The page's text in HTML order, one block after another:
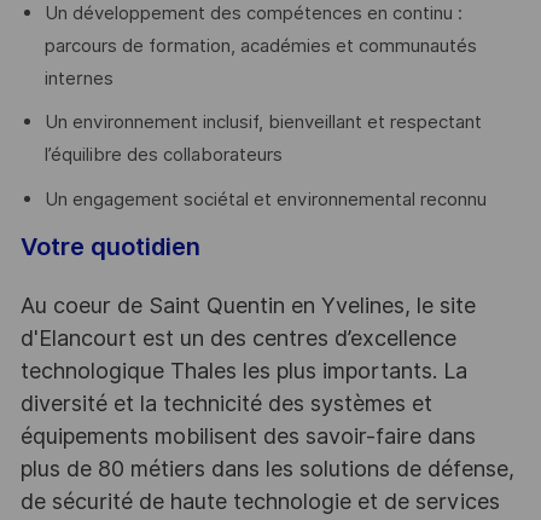
Un développement des compétences en continu :
parcours de formation, académies et communautés
internes
Un environnement inclusif, bienveillant et respectant
l’équilibre des collaborateurs
Un engagement sociétal et environnemental reconnu
Votre quotidien
Au coeur de Saint Quentin en Yvelines, le site
d'Elancourt est un des centres d’excellence
technologique Thales les plus importants. La
diversité et la technicité des systèmes et
équipements mobilisent des savoir-faire dans
plus de 80 métiers dans les solutions de défense,
de sécurité de haute technologie et de services